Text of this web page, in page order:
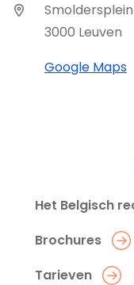
3000 Leuven
Google Maps
Het Belgisch
Brochures
Tarieven